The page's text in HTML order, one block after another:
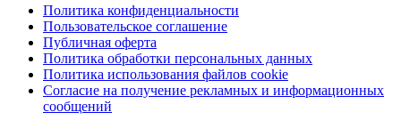
Политика конфиденциальности
Пользовательское соглашение
Публичная оферта
Политика обработки персональных данных
Политика использования файлов cookie
Согласие на получение рекламных и информационных
сообщений